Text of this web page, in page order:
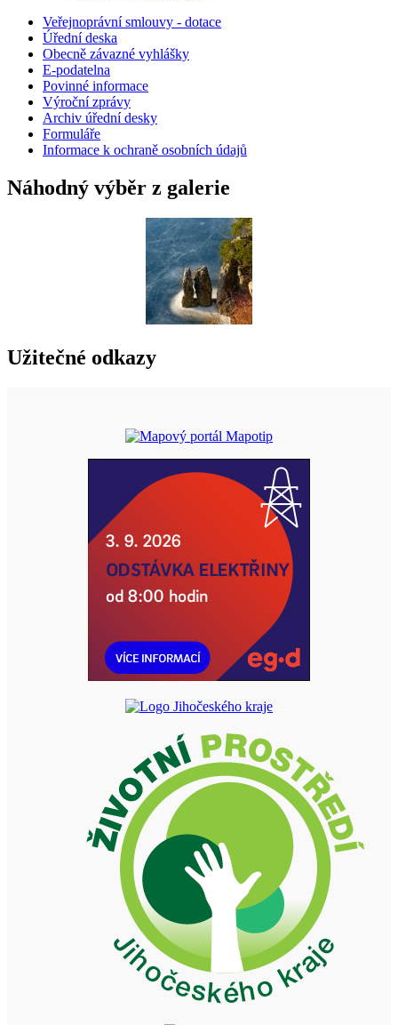
Veřejnoprávní smlouvy - dotace
Úřední deska
Obecně závazné vyhlášky
E-podatelna
Povinné informace
Výroční zprávy
Archiv úřední desky
Formuláře
Informace k ochraně osobních údajů
Náhodný výběr z galerie
Užitečné odkazy